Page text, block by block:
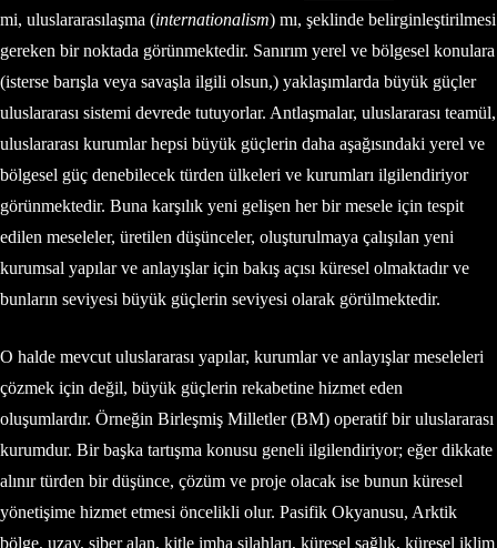
mi, uluslararasılaşma (internationalism) mı, şeklinde belirginleştirilmesi
gereken bir noktada görünmektedir. Sanırım yerel ve bölgesel konulara
(isterse barışla veya savaşla ilgili olsun,) yaklaşımlarda büyük güçler
uluslararası sistemi devrede tutuyorlar. Antlaşmalar, uluslararası teamül,
uluslararası kurumlar hepsi büyük güçlerin daha aşağısındaki yerel ve
bölgesel güç denebilecek türden ülkeleri ve kurumları ilgilendiriyor
görünmektedir. Buna karşılık yeni gelişen her bir mesele için tespit
edilen meseleler, üretilen düşünceler, oluşturulmaya çalışılan yeni
kurumsal yapılar ve anlayışlar için bakış açısı küresel olmaktadır ve
bunların seviyesi büyük güçlerin seviyesi olarak görülmektedir.
O halde mevcut uluslararası yapılar, kurumlar ve anlayışlar meseleleri
çözmek için değil, büyük güçlerin rekabetine hizmet eden
oluşumlardır. Örneğin Birleşmiş Milletler (BM) operatif bir uluslararası
kurumdur. Bir başka tartışma konusu geneli ilgilendiriyor; eğer dikkate
alınır türden bir düşünce, çözüm ve proje olacak ise bunun küresel
yönetişime hizmet etmesi öncelikli olur. Pasifik Okyanusu, Arktik
bölge, uzay, siber alan, kitle imha silahları, küresel sağlık, küresel iklim